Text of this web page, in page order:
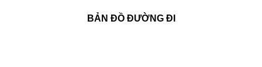
BẢN ĐỒ ĐƯỜNG ĐI